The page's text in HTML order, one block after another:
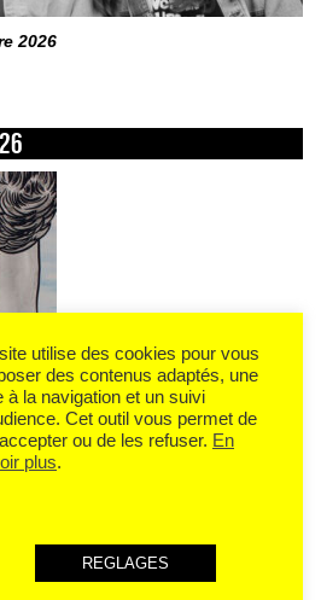
2026
utilise des cookies pour vous
des contenus adaptés, une
à la navigation et un suivi
Cet outil vous permet de
ou de les refuser. En
plus.
REGLAGES